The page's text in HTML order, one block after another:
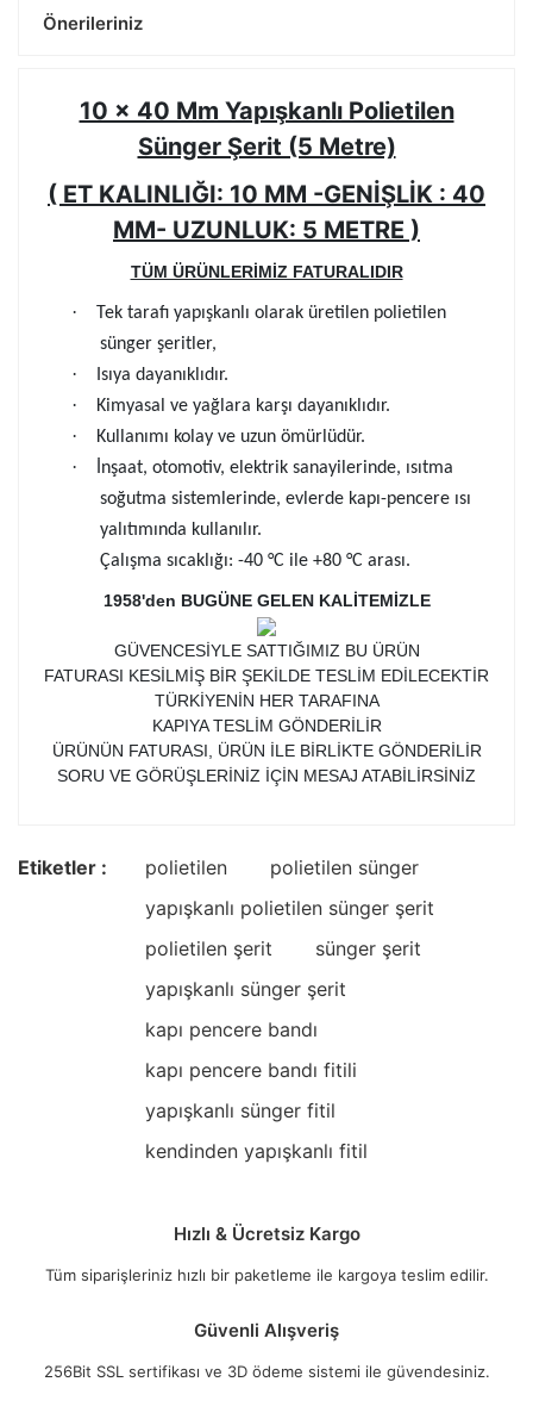
Önerileriniz
10 x 40 Mm Yapışkanlı Polietilen
Sünger Şerit (5 Metre)
( ET KALINLIĞI: 10 MM -GENİŞLİK : 40
MM- UZUNLUK: 5 METRE )
TÜM ÜRÜNLERİMİZ FATURALIDIR
·
Tek tarafı yapışkanlı olarak üretilen polietilen
sünger şeritler,
· Isıya dayanıklıdır.
· Kimyasal ve yağlara karşı dayanıklıdır.
· Kullanımı kolay ve uzun ömürlüdür.
·
İnşaat, otomotiv, elektrik sanayilerinde, ısıtma
soğutma sistemlerinde, evlerde kapı-pencere ısı
yalıtımında kullanılır.
Çalışma sıcaklığı: -40 °C ile +80 °C arası.
1958'den BUGÜNE GELEN KALİTEMİZLE
GÜVENCESİYLE SATTIĞIMIZ BU ÜRÜN
FATURASI KESİLMİŞ BİR ŞEKİLDE TESLİM EDİLECEKTİR
TÜRKİYENİN HER TARAFINA
KAPIYA TESLİM GÖNDERİLİR
ÜRÜNÜN FATURASI, ÜRÜN İLE BİRLİKTE GÖNDERİLİR
SORU VE GÖRÜŞLERİNİZ İÇİN MESAJ ATABİLİRSİNİZ
Etiketler : polietilen
polietilen sünger
yapışkanlı polietilen sünger şerit
polietilen şerit
sünger şerit
yapışkanlı sünger şerit
kapı pencere bandı
kapı pencere bandı fitili
yapışkanlı sünger fitil
kendinden yapışkanlı fitil
Hızlı & Ücretsiz Kargo
Tüm siparişleriniz hızlı bir paketleme ile kargoya teslim edilir.
Güvenli Alışveriş
256Bit SSL sertifikası ve 3D ödeme sistemi ile güvendesiniz.